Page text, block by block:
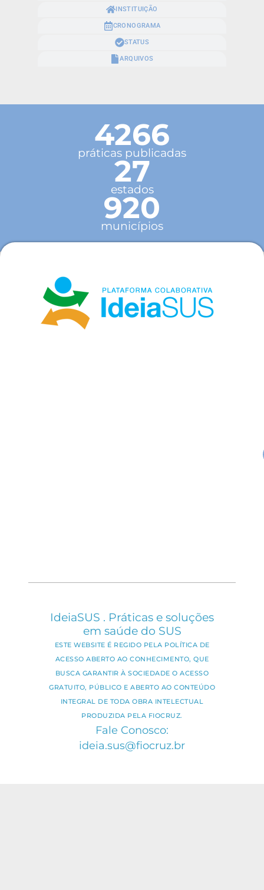
INSTITUIÇÃO
CRONOGRAMA
STATUS
ARQUIVOS
4266
práticas publicadas
27
estados
920
municípios
IdeiaSUS . Práticas e soluções
em saúde do SUS
ESTE WEBSITE É REGIDO PELA POLÍTICA DE
ACESSO ABERTO AO CONHECIMENTO, QUE
BUSCA GARANTIR À SOCIEDADE O ACESSO
GRATUITO, PÚBLICO E ABERTO AO CONTEÚDO
INTEGRAL DE TODA OBRA INTELECTUAL
PRODUZIDA PELA FIOCRUZ.
Fale Conosco:
ideia.sus@fiocruz.br